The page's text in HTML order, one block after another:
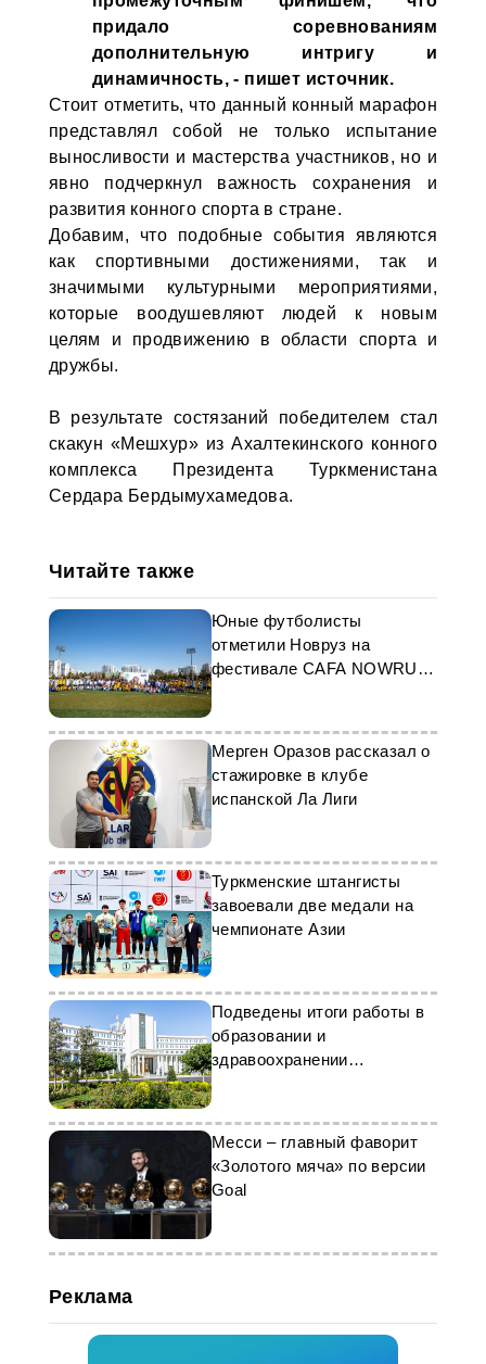
придало соревнованиям
дополнительную интригу и
динамичность, - пишет источник.
Стоит отметить, что данный конный марафон
представлял собой не только испытание
выносливости и мастерства участников, но и
явно подчеркнул важность сохранения и
развития конного спорта в стране.
Добавим, что подобные события являются
как спортивными достижениями, так и
значимыми культурными мероприятиями,
которые воодушевляют людей к новым
целям и продвижению в области спорта и
дружбы.
В результате состязаний победителем стал
скакун «Мешхур» из Ахалтекинского конного
комплекса Президента Туркменистана
Сердара Бердымухамедова.
Читайте также
Юные футболисты
отметили Новруз на
фестивале CAFA NOWRUZ-
2026 в Ашхабаде
Мерген Оразов рассказал о
стажировке в клубе
испанской Ла Лиги
Туркменские штангисты
завоевали две медали на
чемпионате Азии
Подведены итоги работы в
образовании и
здравоохранении
Туркменистана
Месси – главный фаворит
«Золотого мяча» по версии
Goal
Реклама